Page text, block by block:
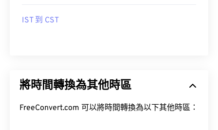
IST 到 CST
將時間轉換為其他時區
FreeConvert.com 可以將時間轉換為以下其他時區：